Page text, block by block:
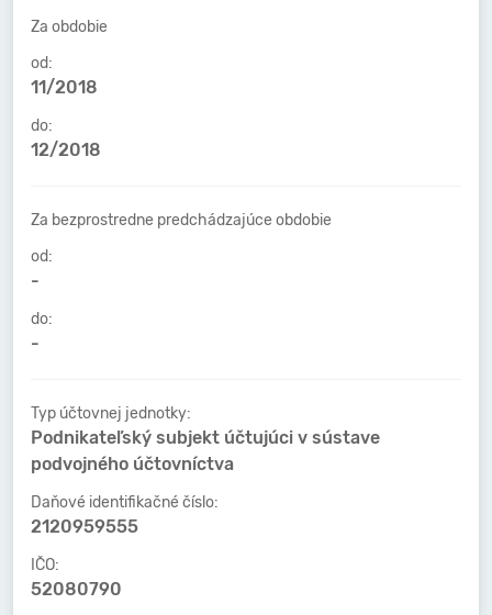
Za obdobie
od:
11/2018
do:
12/2018
Za bezprostredne predchádzajúce obdobie
od:
-
do:
-
Typ účtovnej jednotky:
Podnikateľský subjekt účtujúci v sústave
podvojného účtovníctva
Daňové identifikačné číslo:
2120959555
IČO:
52080790